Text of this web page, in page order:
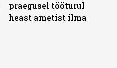
praegusel tööturul
heast ametist ilma